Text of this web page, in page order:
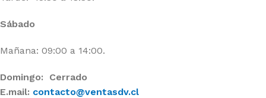
Sábado
Mañana: 09:00 a 14:00.
Domingo: Cerrado
E.mail: contacto@ventasdv.cl